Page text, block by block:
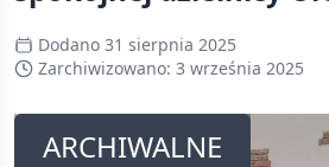
Dodano 31 sierpnia 2025
Zarchiwizowano: 3 września 2025
ARCHIWALNE